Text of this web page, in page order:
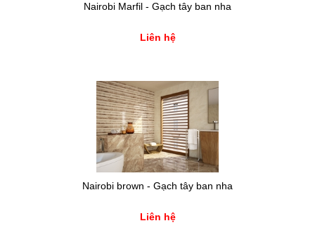
Nairobi Marfil - Gạch tây ban nha
Liên hệ
Nairobi brown - Gạch tây ban nha
Liên hệ